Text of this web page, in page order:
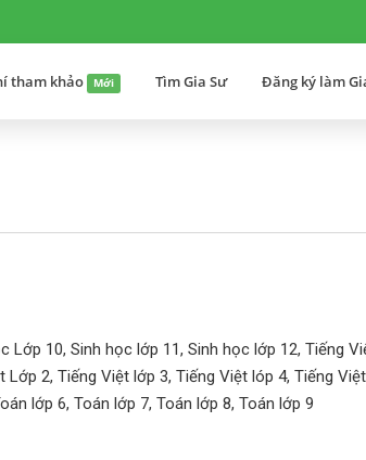
tham khảo Mới Tìm Gia Sư Đăng ký làm
Lớp 10, Sinh học lớp 11, Sinh học lớp 12, Tiếng
Lớp 2, Tiếng Việt lớp 3, Tiếng Việt lóp 4, Tiếng
lớp 6, Toán lớp 7, Toán lớp 8, Toán lớp 9